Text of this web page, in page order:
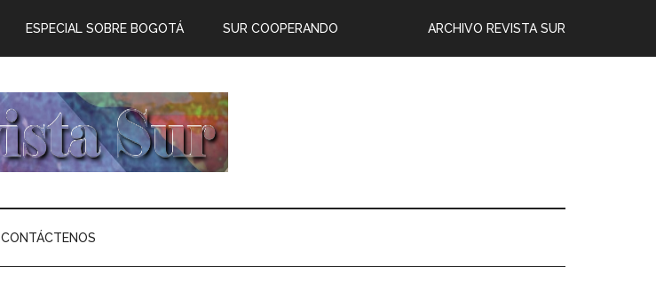
ARCHIVO REVISTA SUR
ESPECIAL SOBRE BOGOTÁ SUR COOPERANDO
CONTÁCTENOS